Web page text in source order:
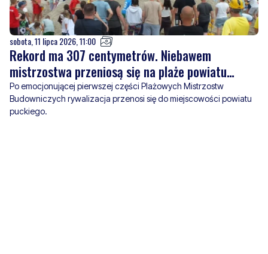
sobota, 11 lipca 2026, 11:00
Rekord ma 307 centymetrów. Niebawem
mistrzostwa przeniosą się na plaże powiatu
puckiego
Po emocjonującej pierwszej części Plażowych Mistrzostw
Budowniczych rywalizacja przenosi się do miejscowości powiatu
puckiego.